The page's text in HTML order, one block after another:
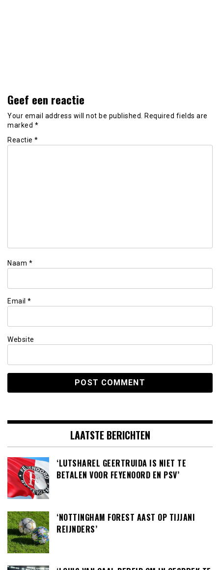
Geef een reactie
Your email address will not be published.
Required fields are
marked *
Reactie *
Naam *
Email *
Website
LAATSTE BERICHTEN
‘LUTSHAREL GEERTRUIDA IS NIET TE
BETALEN VOOR FEYENOORD EN PSV’
‘NOTTINGHAM FOREST AAST OP TIJJANI
REIJNDERS’